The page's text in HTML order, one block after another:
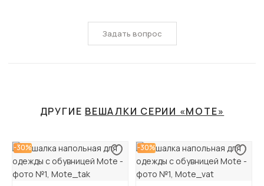
Задать вопрос
ДРУГИЕ ВЕШАЛКИ СЕРИИ «MOTE»
-30% -30%